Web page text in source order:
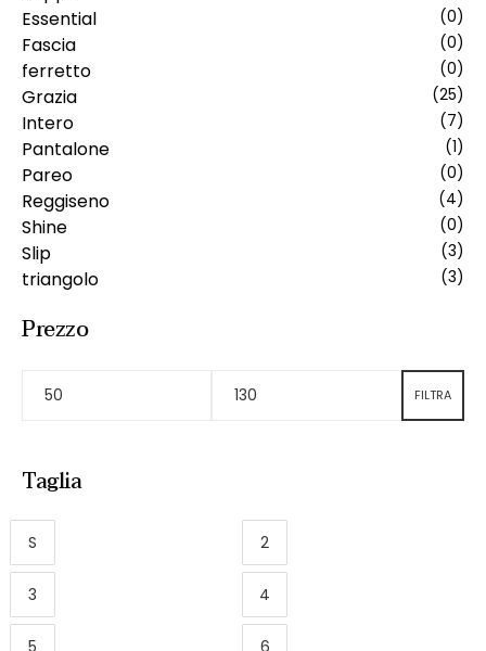
Essential (0)
Fascia (0)
ferretto (0)
Grazia (25)
Intero (7)
Pantalone (1)
Pareo (0)
Reggiseno (4)
Shine (0)
Slip (3)
triangolo (3)
Prezzo
FILTRA
Taglia
S 2
3 4
5 6